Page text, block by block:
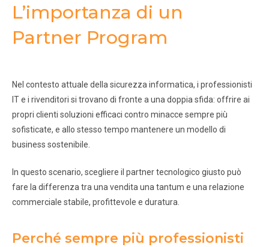
L’importanza di un
Partner Program
Nel contesto attuale della sicurezza informatica, i professionisti
IT e i rivenditori si trovano di fronte a una doppia sfida: offrire ai
propri clienti soluzioni efficaci contro minacce sempre più
sofisticate, e allo stesso tempo mantenere un modello di
business sostenibile.
In questo scenario, scegliere il partner tecnologico giusto può
fare la differenza tra una vendita una tantum e una relazione
commerciale stabile, profittevole e duratura.
Perché sempre più professionisti